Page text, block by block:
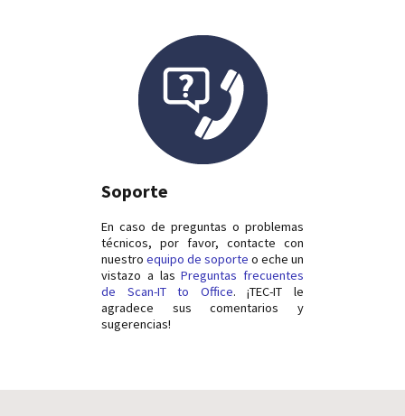
Soporte
En caso de preguntas o problemas
técnicos, por favor, contacte con
nuestro equipo de soporte o eche un
vistazo a lasPreguntas frecuentes
de Scan-IT to Office. ¡TEC-IT le
agradece sus comentarios y
sugerencias!